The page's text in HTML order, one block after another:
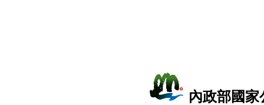
內政部國